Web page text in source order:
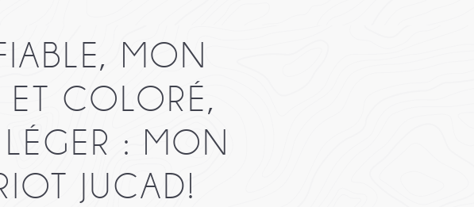
MON
ET COLORÉ,
: MON
JUCAD!